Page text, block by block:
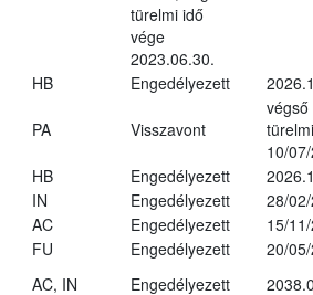
türelmi idő
vége
2023.06.30.
HB Engedélyezett
PA Visszavont
végső
10/
HB Engedélyezett
IN Engedélyezett
28/
AC Engedélyezett
15/
FU Engedélyezett
20/
AC, IN Engedélyezett